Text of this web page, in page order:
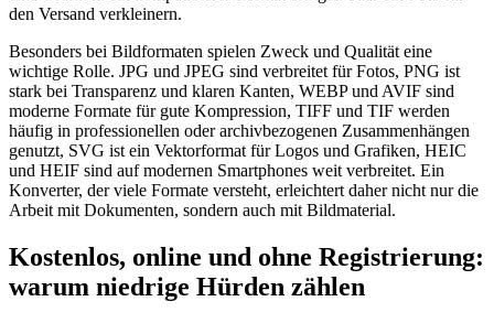
den Versand verkleinern.
Besonders bei Bildformaten spielen Zweck und Qualität eine
wichtige Rolle. JPG und JPEG sind verbreitet für Fotos, PNG ist
stark bei Transparenz und klaren Kanten, WEBP und AVIF sind
moderne Formate für gute Kompression, TIFF und TIF werden
häufig in professionellen oder archivbezogenen Zusammenhängen
genutzt, SVG ist ein Vektorformat für Logos und Grafiken, HEIC
und HEIF sind auf modernen Smartphones weit verbreitet. Ein
Konverter, der viele Formate versteht, erleichtert daher nicht nur die
Arbeit mit Dokumenten, sondern auch mit Bildmaterial.
Kostenlos, online und ohne Registrierung:
warum niedrige Hürden zählen